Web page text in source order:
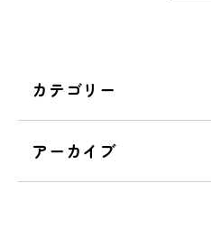
カテゴリー
アーカイブ